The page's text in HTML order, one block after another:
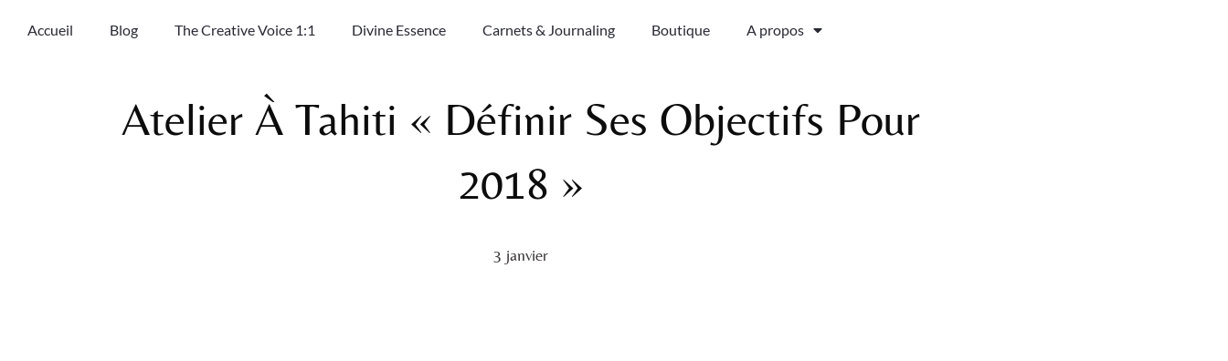
Accueil Blog The Creative Voice 1:1 Divine Essence Carnets & Journaling Boutique A propos
Atelier À Tahiti « Définir Ses Objectifs Pour
2018 »
3 janvier